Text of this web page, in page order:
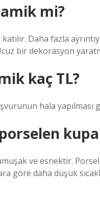
mi?
Daha fazla
bir dekorasyon
kaç TL?
hala yapılması
kupa
ve esnektir.
göre daha düşük